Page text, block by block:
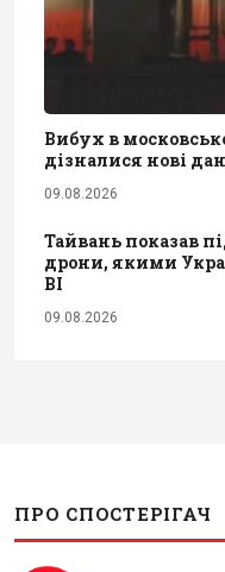
Вибух в
дізналися нові
09.08.2026
Тайвань показав
дрони, якими
BI
09.08.2026
ПРО СПОСТЕРІГАЧ